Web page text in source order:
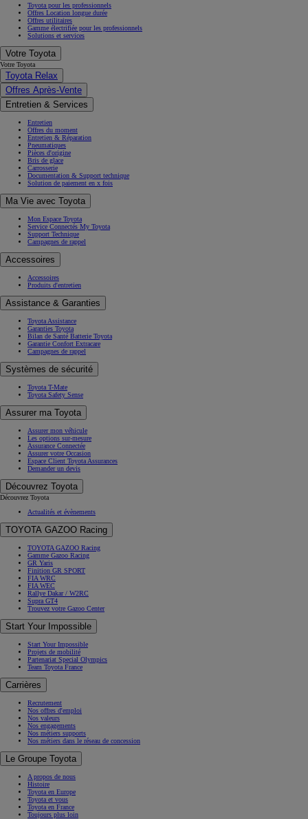
Toyota pour les professionnels
Offres Location longue durée
Offres utilitaires
Gamme électrifiée pour les professionnels
Solutions et services
Votre Toyota
Votre Toyota
Toyota Relax
Offres Après-Vente
Entretien & Services
Entretien
Offres du moment
Entretien & Réparation
Pneumatiques
Pièces d'origine
Bris de glace
Carrosserie
Documentation & Support technique
Solution de paiement en x fois
Ma Vie avec Toyota
Mon Espace Toyota
Service Connectés My Toyota
Support Technique
Campagnes de rappel
Accessoires
Accessoires
Produits d'entretien
Assistance & Garanties
Toyota Assistance
Garanties Toyota
Bilan de Santé Batterie Toyota
Garantie Confort Extracare
Campagnes de rappel
Systèmes de sécurité
Toyota T-Mate
Toyota Safety Sense
Assurer ma Toyota
Assurer mon véhicule
Les options sur-mesure
Assurance Connectée
Assurer votre Occasion
Espace Client Toyota Assurances
Demander un devis
Découvrez Toyota
Découvrez Toyota
Actualités et évènements
TOYOTA GAZOO Racing
TOYOTA GAZOO Racing
Gamme Gazoo Racing
GR Yaris
Finition GR SPORT
FIA WRC
FIA WEC
Rallye Dakar / W2RC
Supra GT4
Trouvez votre Gazoo Center
Start Your Impossible
Start Your Impossible
Projets de mobilité
Partenariat Special Olympics
Team Toyota France
Carrières
Recrutement
Nos offres d'emploi
Nos valeurs
Nos engagements
Nos métiers supports
Nos métiers dans le réseau de concession
Le Groupe Toyota
A propos de nous
Histoire
Toyota en Europe
Toyota et vous
Toyota en France
Toujours plus loin